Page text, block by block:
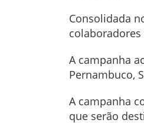
Consolidada
A campanha
Pernambuco,
A campanha
que serão